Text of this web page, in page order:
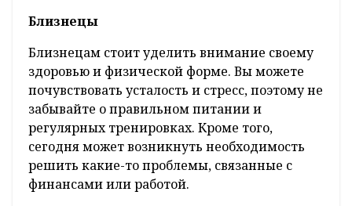
Близнецы
Близнецам стоит уделить внимание своему
здоровью и физической форме. Вы можете
почувствовать усталость и стресс, поэтому не
забывайте о правильном питании и
регулярных тренировках. Кроме того,
сегодня может возникнуть необходимость
решить какие-то проблемы, связанные с
финансами или работой.